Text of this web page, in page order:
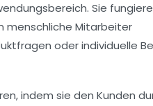
Sie
menschliche Mitarbeiter
oder individuelle
indem sie den Kunden